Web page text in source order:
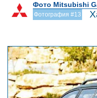
Фото Mitsubishi
Фотография #13